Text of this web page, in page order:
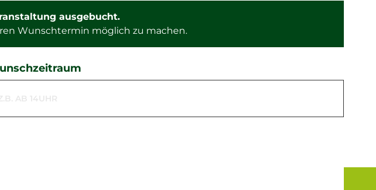
ausgebucht.
Wunschtermin möglich zu machen.